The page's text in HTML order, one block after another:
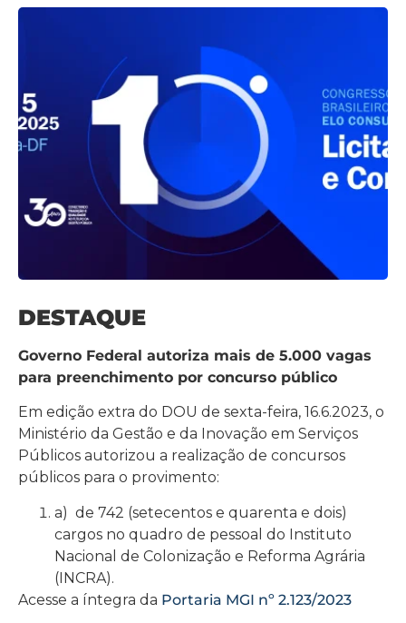
DESTAQUE
Governo Federal autoriza mais de 5.000 vagas
para preenchimento por concurso público
Em edição extra do DOU de sexta-feira, 16.6.2023, o
Ministério da Gestão e da Inovação em Serviços
Públicos autorizou a realização de concursos
públicos para o provimento:
a) de 742 (setecentos e quarenta e dois)
cargos no quadro de pessoal do Instituto
Nacional de Colonização e Reforma Agrária
(INCRA).
Acesse a íntegra da Portaria MGI nº 2.123/2023